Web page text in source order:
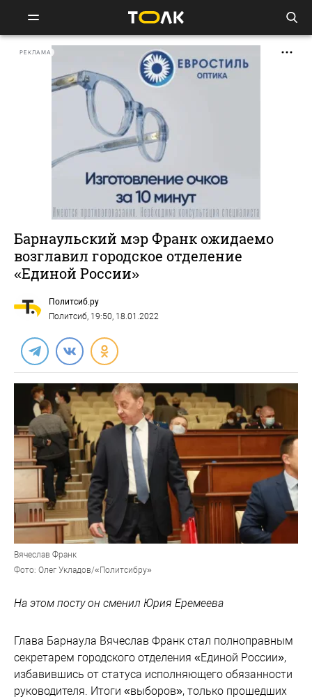
РЕКЛАМА
Барнаульский мэр Франк ожидаемо
возглавил городское отделение
«Единой России»
Политсиб.ру
Политсиб, 19:50, 18.01.2022
Вячеслав Франк
Фото: Олег Укладов/«Политсибру»
На этом посту он сменил Юрия Еремеева
Глава Барнаула Вячеслав Франк стал полноправным
секретарем городского отделения «Единой России»,
избавившись от статуса исполняющего обязанности
руководителя. Итоги «выборов», только прошедших